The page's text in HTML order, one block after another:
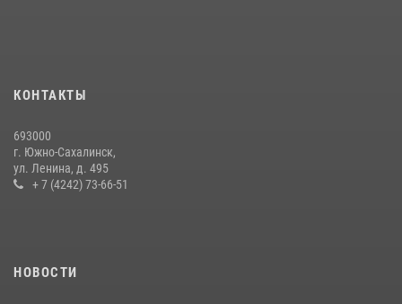
КОНТАКТЫ
693000
г. Южно-Сахалинск,
ул. Ленина, д. 495
+ 7 (4242) 73-66-51
НОВОСТИ